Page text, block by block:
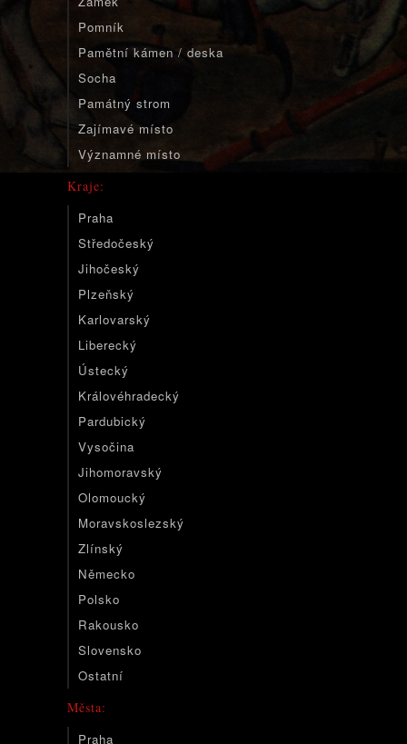
Pomník
Pamětní kámen / deska
Socha
Památný strom
Zajímavé místo
Významné místo
Kraje:
Praha
Středočeský
Jihočeský
Plzeňský
Karlovarský
Liberecký
Ústecký
Královéhradecký
Pardubický
Vysočina
Jihomoravský
Olomoucký
Moravskoslezský
Zlínský
Německo
Polsko
Rakousko
Slovensko
Ostatní
Města:
Praha